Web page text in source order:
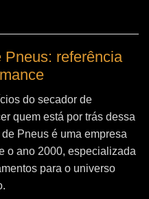
Pneus: referência
do secador de
quem está por trás dessa
de Pneus é uma empresa
o ano 2000, especializada
para o universo